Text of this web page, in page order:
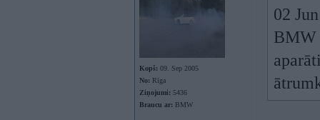
Kopš: 09. Sep 2005
No: Rīga
Ziņojumi: 5436
Braucu ar: BMW
02
BMW